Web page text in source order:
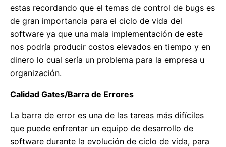
estas recordando que el temas de control de bugs es
de gran importancia para el ciclo de vida del
software ya que una mala implementación de este
nos podría producir costos elevados en tiempo y en
dinero lo cual sería un problema para la empresa u
organización.
Calidad Gates/Barra de Errores
La barra de error es una de las tareas más difíciles
que puede enfrentar un equipo de desarrollo de
software durante la evolución de ciclo de vida, para